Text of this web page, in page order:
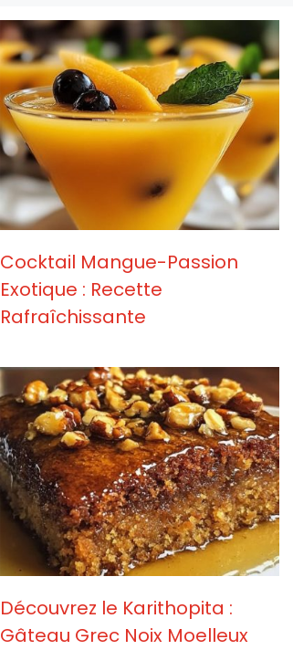
Cocktail Mangue-Passion
Exotique : Recette
Rafraîchissante
Découvrez le Karithopita :
Gâteau Grec Noix Moelleux